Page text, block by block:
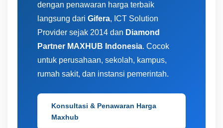
dengan penawaran harga terbaik
langsung dari Gifera, ICT Solution
Provider sejak 2014 dan Diamond
Partner MAXHUB Indonesia. Cocok
untuk perusahaan, sekolah, kampus,
rumah sakit, dan instansi pemerintah.
Konsultasi & Penawaran Harga
Maxhub